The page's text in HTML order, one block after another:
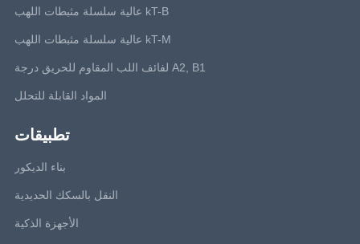
kT-B عالية سلسلة مثبطات اللهب
kT-M عالية سلسلة مثبطات اللهب
A2, B1 لفائف اللب المقاوم للحريق درجة
المواد القابلة للتحلل
تطبيقات
بناء الديكور
النقل بالسكك الحديدية
الأجهزة الذكية